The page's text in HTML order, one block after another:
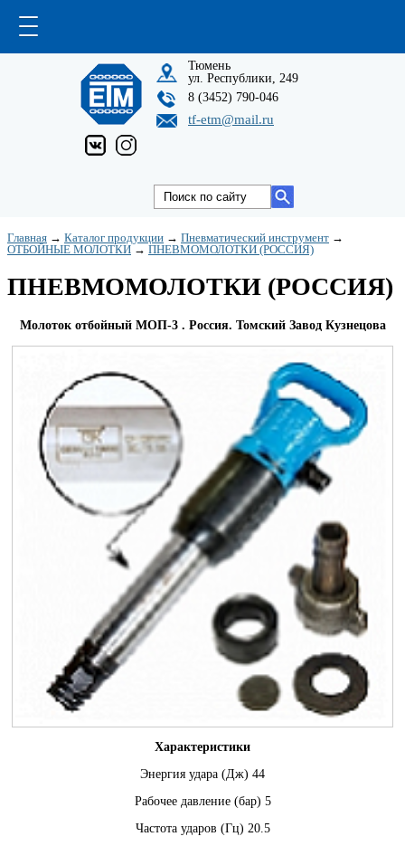
Тюмень
ул. Республики, 249
8 (3452) 790-046
tf-etm@mail.ru
Главная → Каталог продукции → Пневматический инструмент →
ОТБОЙНЫЕ МОЛОТКИ → ПНЕВМОМОЛОТКИ (РОССИЯ)
ПНЕВМОМОЛОТКИ (РОССИЯ)
Молоток отбойный МОП-3 . Россия. Томский Завод Кузнецова
Характеристики
Энергия удара (Дж) 44
Рабочее давление (бар) 5
Частота ударов (Гц) 20.5